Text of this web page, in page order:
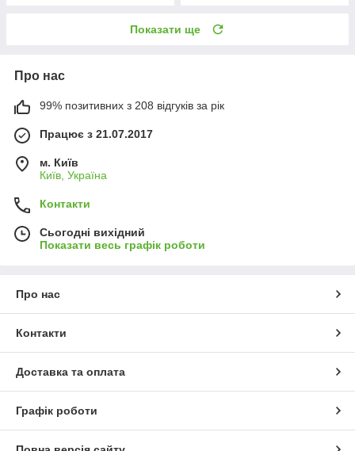
Показати ще
Про нас
99% позитивних з 208 відгуків за рік
Працює з 21.07.2017
м. Київ
Київ, Україна
Контакти
Сьогодні вихідний
Показати весь графік роботи
Про нас
Контакти
Доставка та оплата
Графік роботи